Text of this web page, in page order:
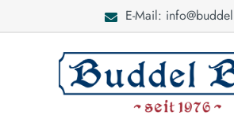
E-Mail: